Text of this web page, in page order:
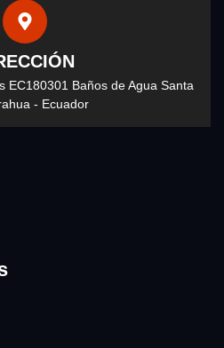
EC180301 Baños de Agua Santa
- Ecuador